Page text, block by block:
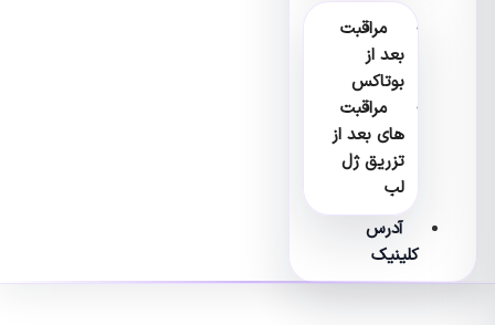
مراقبت
بعد از
بوتاکس
مراقبت
های بعد از
تزریق ژل
آدرس
کلینیک